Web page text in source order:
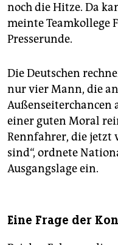
noch die Hitze. Da
meinte Teamkollege
Presserunde.
Die Deutschen
nur vier Mann, die
Außenseiterchancen
einer guten Moral
Rennfahrer, die jetzt
sind“, ordnete
Ausgangslage ein.
Eine Frage der